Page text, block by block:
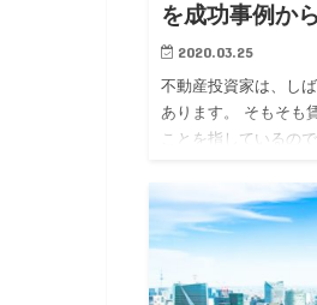
を成功事例か
2020.03.25
不動産投資家は、し
あります。 そもそも
ことを指しているの
ます。 賃貸オー…